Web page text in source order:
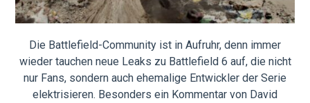
Die Battlefield-Community ist in Aufruhr, denn immer
wieder tauchen neue Leaks zu Battlefield 6 auf, die nicht
nur Fans, sondern auch ehemalige Entwickler der Serie
elektrisieren. Besonders ein Kommentar von David